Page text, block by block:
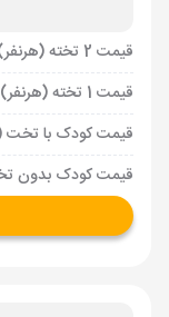
قیمت 2 تخته (هرنفر)
قیمت 1 تخته (هرنفر)
قیمت کودک با تخت
قیمت کودک بدون